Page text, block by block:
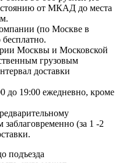
от МКАД до места
(по Москве в
Москвы и Московской
грузовым
доставки
до 19:00 ежедневно, кроме
(за 1 -2
подъезда